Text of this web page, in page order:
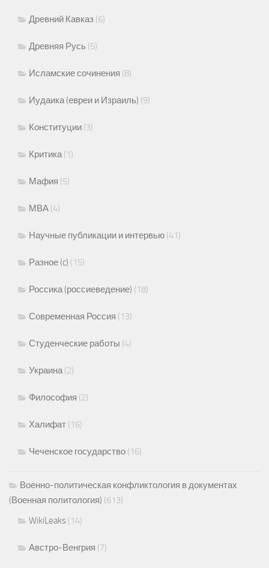
Древний Кавказ (6)
Древняя Русь (5)
Исламские сочинения (8)
Иудаика (евреи и Израиль) (9)
Конституции (3)
Критика(1)
Мафия (5)
МВА (4)
Научные публикации и интервью (41)
Разное (c) (15)
Россика (россиеведение) (18)
Современная Россия (13)
Студенческие работы (4)
Украина(2)
Философия (2)
Халифат (16)
Чеченское государство (16)
Военно-политическая конфликтология в документах
(Военная политология) (613)
WikiLeaks (14)
Австро-Венгрия (7)